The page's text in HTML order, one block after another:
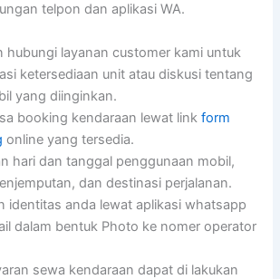
telpon dan aplikasi WA.
hubungi layanan customer kami untuk
ketersediaan unit atau diskusi tentang
yang diinginkan.
booking kendaraan lewat linkform
online yang tersedia.
hari dan tanggal penggunaan mobil,
dan destinasi perjalanan.
identitas anda lewat aplikasi whatsapp
dalam bentuk Photo ke nomer operator
sewa kendaraan dapat di lakukan